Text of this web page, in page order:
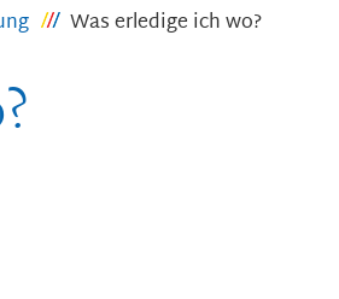
Was erledige ich wo?